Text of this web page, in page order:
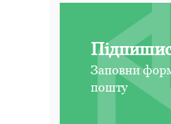
Заповни
пошту